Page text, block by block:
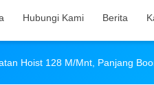
Hubungi Kami Berita
Hoist 128 M/mnt, Panjang